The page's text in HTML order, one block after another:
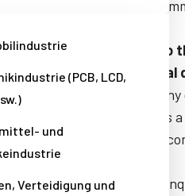
(PCB, LCD,
und
Verteidigung und
otherwise
Questions to
your personal
If you have
your rights as
data, please
In case your